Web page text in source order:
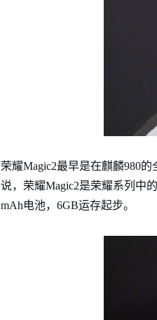
荣耀Magic2最早是在麒麟980
说，荣耀Magic2是荣耀系列中
mAh电池，6GB运存起步。